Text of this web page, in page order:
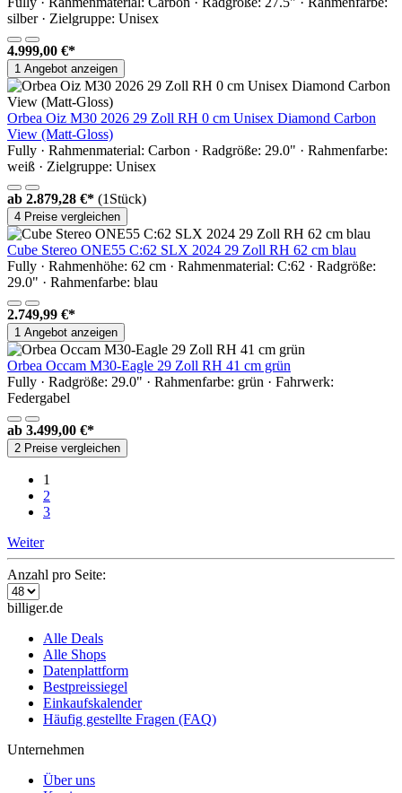
silber · Zielgruppe: Unisex
4.999,00 €*
1 Angebot anzeigen
Orbea Oiz M30 2026 29 Zoll RH 0 cm Unisex Diamond Carbon
View (Matt-Gloss)
Fully · Rahmenmaterial: Carbon · Radgröße: 29.0" · Rahmenfarbe:
weiß · Zielgruppe: Unisex
ab 2.879,28 €* (1Stück)
4 Preise vergleichen
Cube Stereo ONE55 C:62 SLX 2024 29 Zoll RH 62 cm blau
Fully · Rahmenhöhe: 62 cm · Rahmenmaterial: C:62 · Radgröße:
29.0" · Rahmenfarbe: blau
2.749,99 €*
1 Angebot anzeigen
Orbea Occam M30-Eagle 29 Zoll RH 41 cm grün
Fully · Radgröße: 29.0" · Rahmenfarbe: grün · Fahrwerk:
Federgabel
ab 3.499,00 €*
2 Preise vergleichen
1
2
3
Weiter
Anzahl pro Seite:
billiger.de
Alle Deals
Alle Shops
Datenplattform
Bestpreissiegel
Einkaufskalender
Häufig gestellte Fragen (FAQ)
Unternehmen
Über uns